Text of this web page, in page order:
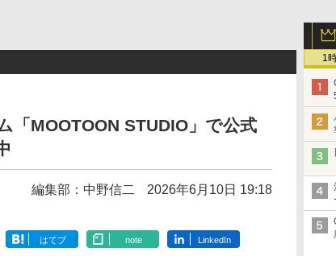
1
「MOOTOON STUDIO」で公式
編集部：中野信二 2026年6月10日 19:18
はてブ note LinkedIn